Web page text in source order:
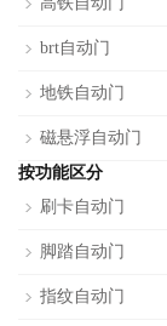
brt自动门
地铁自动门
磁悬浮自动门
按功能区分
刷卡自动门
脚踏自动门
指纹自动门